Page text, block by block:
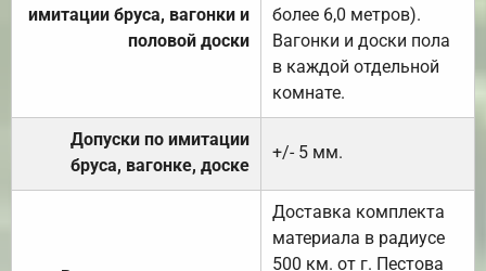
имитации бруса, вагонки и
половой доски
более 6,0 метров).
Вагонки и доски пола
в каждой отдельной
комнате.
Допуски по имитации
бруса, вагонке, доске
+/- 5 мм.
Доставка комплекта
материала в радиусе
500 км. от г. Пестова